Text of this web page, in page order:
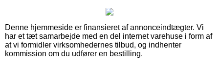
Denne hjemmeside er finansieret af annonceindtægter. Vi
har et tæt samarbejde med en del internet varehuse i form af
at vi formidler virksomhedernes tilbud, og indhenter
kommission om du udfører en bestilling.